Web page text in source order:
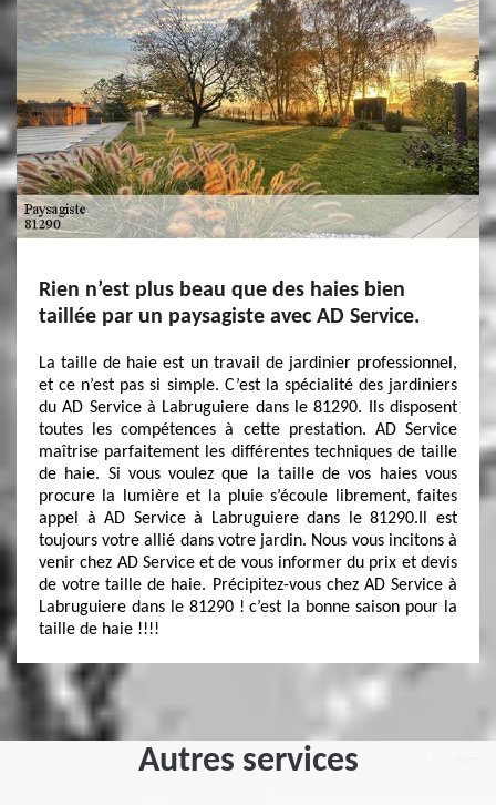
Rien n’est plus beau que des haies bien
taillée par un paysagiste avec AD Service.
La taille de haie est un travail de jardinier professionnel,
et ce n’est pas si simple. C’est la spécialité des jardiniers
du AD Service à Labruguiere dans le 81290. Ils disposent
toutes les compétences à cette prestation. AD Service
maîtrise parfaitement les différentes techniques de taille
de haie. Si vous voulez que la taille de vos haies vous
procure la lumière et la pluie s’écoule librement, faites
appel à AD Service à Labruguiere dans le 81290.Il est
toujours votre allié dans votre jardin. Nous vous incitons à
venir chez AD Service et de vous informer du prix et devis
de votre taille de haie. Précipitez-vous chez AD Service à
Labruguiere dans le 81290 ! c’est la bonne saison pour la
taille de haie !!!!
Autres services